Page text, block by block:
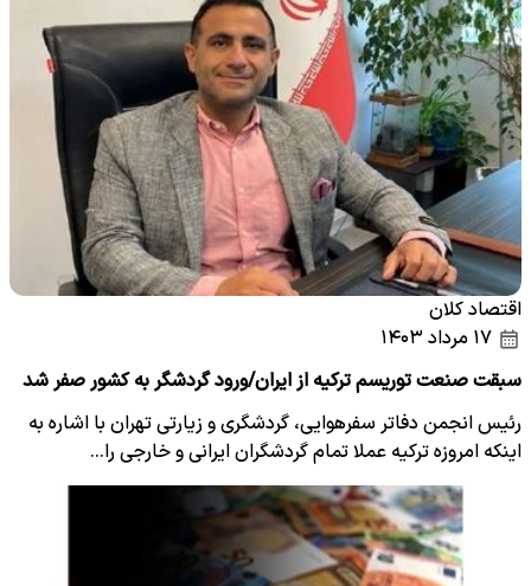
اقتصاد کلان
سبقت صنعت توریسم ترکیه از ایران/ورود گردشگر به کشور صفر شد
رئیس انجمن دفاتر سفرهوایی، گردشگری و زیارتی تهران با اشاره به
اینکه امروزه ترکیه عملا تمام گردشگران ایرانی و خارجی را…